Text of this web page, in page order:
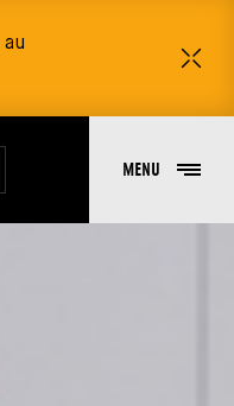
SITO MENU